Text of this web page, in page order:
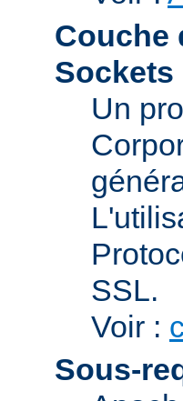
Couche
Sockets
Un
SSL.
Voir :
Sous-